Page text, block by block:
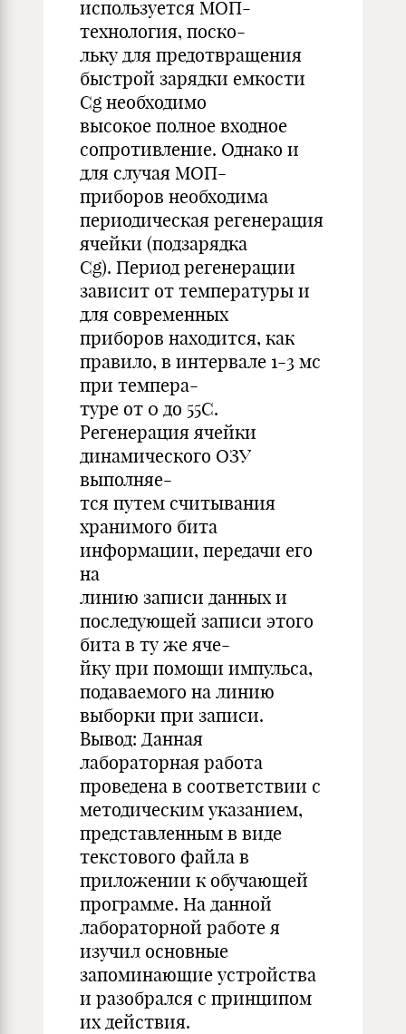
используется МОП-
технология, поско-
льку для предотвращения
быстрой зарядки емкости
Cg необходимо
высокое полное входное
сопротивление. Однако и
для случая МОП-
приборов необходима
периодическая регенерация
ячейки (подзарядка
Cg). Период регенерации
зависит от температуры и
для современных
приборов находится, как
правило, в интервале 1-3 мс
при темпера-
туре от 0 до 55С.
Регенерация ячейки
динамического ОЗУ
выполняе-
тся путем считывания
хранимого бита
информации, передачи его
на
линию записи данных и
последующей записи этого
бита в ту же яче-
йку при помощи импульса,
подаваемого на линию
выборки при записи.
Вывод: Данная
лабораторная работа
проведена в соответствии с
методическим указанием,
представленным в виде
текстового файла в
приложении к обучающей
программе. На данной
лабораторной работе я
изучил основные
запоминающие устройства
и разобрался с принципом
их действия.